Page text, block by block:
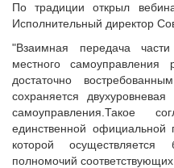
ПОЗДРАВЛЕНИЯ
Исполнительная
Ревизионная комиссия
Палаты Совета
Комитеты Совета
Правление Совета
Обработка персональных
Партнеры Совета
Полезные ссылки
По традиции открыл
Исполнительный директор
"Взаимная передача
местного
достаточно
сохраняется
самоуправления.Такое
единственной
которой осуществляется
полномочий